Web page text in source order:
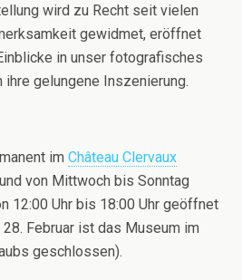
wird zu Recht seit vielen
gewidmet, eröffnet
in unser fotografisches
ihre gelungene Inszenierung.
im Château Clervaux
von Mittwoch bis Sonntag
12:00 Uhr bis 18:00 Uhr geöffnet
Februar ist das Museum im
geschlossen).